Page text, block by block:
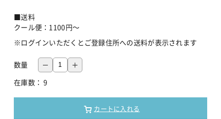
■送料
クール便：1100円～
※ログインいただくとご登録住所への送料が表示されます
数量
在庫数：9
カートに入れる